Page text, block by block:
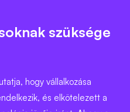
szüksége
hogy vállalkozása
és elkötelezett a